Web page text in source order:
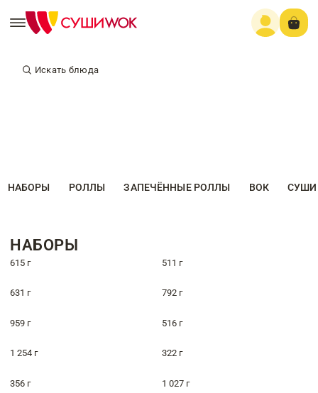
Искать блюда
НАБОРЫ РОЛЛЫ ЗАПЕЧЁННЫЕ РОЛЛЫ ВОК СУШИ
НАБОРЫ
615 г 511 г
631 г 792 г
959 г 516 г
1 254 г 322 г
356 г 1 027 г